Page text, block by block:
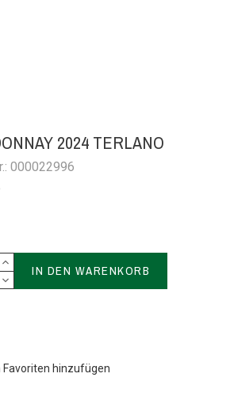
2024 TERLANO
000022996
IN DEN WARENKORB
Favoriten hinzufügen